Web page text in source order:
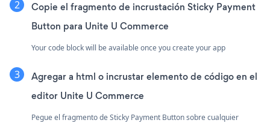
Copie el fragmento de incrustación Sticky Payment
Button para Unite U Commerce
Your code block will be available once you create your app
Agregar a html o incrustar elemento de código en el
editor Unite U Commerce
Pegue el fragmento de Sticky Payment Button sobre cualquier